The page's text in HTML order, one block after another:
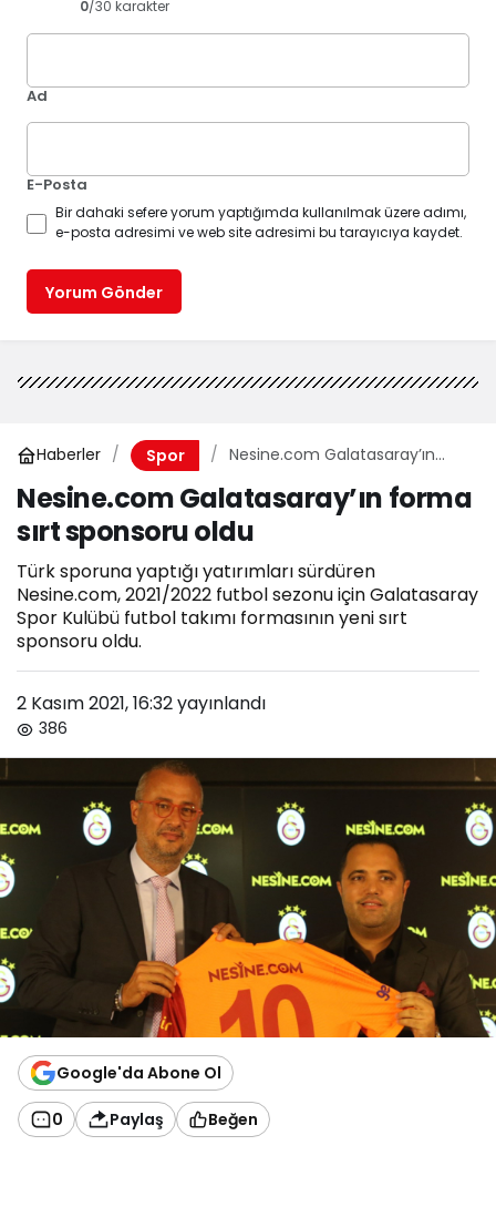
0/30 karakter
Ad
E-Posta
Bir dahaki sefere yorum yaptığımda kullanılmak üzere adımı,
e-posta adresimi ve web site adresimi bu tarayıcıya kaydet.
Yorum Gönder
Haberler Spor
Nesine.com Galatasaray’ın
Nesine.com Galatasaray’ın forma
sırt sponsoru oldu
Türk sporuna yaptığı yatırımları sürdüren
Nesine.com, 2021/2022 futbol sezonu için Galatasaray
Spor Kulübü futbol takımı formasının yeni sırt
sponsoru oldu.
2 Kasım 2021, 16:32yayınlandı
386
Google'da Abone Ol
0 Paylaş Beğen